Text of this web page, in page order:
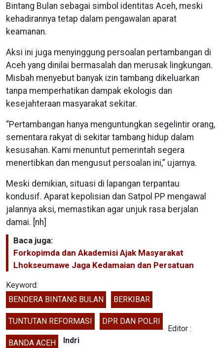
Bintang Bulan sebagai simbol identitas Aceh, meski
kehadirannya tetap dalam pengawalan aparat
keamanan.
Aksi ini juga menyinggung persoalan pertambangan di
Aceh yang dinilai bermasalah dan merusak lingkungan.
Misbah menyebut banyak izin tambang dikeluarkan
tanpa memperhatikan dampak ekologis dan
kesejahteraan masyarakat sekitar.
“Pertambangan hanya menguntungkan segelintir orang,
sementara rakyat di sekitar tambang hidup dalam
kesusahan. Kami menuntut pemerintah segera
menertibkan dan mengusut persoalan ini,” ujarnya.
Meski demikian, situasi di lapangan terpantau
kondusif. Aparat kepolisian dan Satpol PP mengawal
jalannya aksi, memastikan agar unjuk rasa berjalan
damai. [nh]
Baca juga:
Forkopimda dan Akademisi Ajak Masyarakat
Lhokseumawe Jaga Kedamaian dan Persatuan
Keyword:
BENDERA BINTANG BULAN
BERKIBAR
TUNTUTAN REFORMASI DPR DAN POLRI
BANDA ACEH
Editor :
Indri